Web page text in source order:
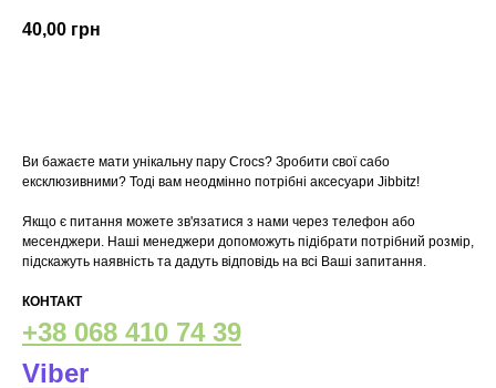
40,00 грн
Ви бажаєте мати унікальну пару Crocs? Зробити свої сабо
ексклюзивними? Тоді вам неодмінно потрібні аксесуари Jibbitz!
Якщо є питання можете зв'язатися з нами через телефон або
месенджери. Наші менеджери допоможуть підібрати потрібний розмір,
підскажуть наявність та дадуть відповідь на всі Ваші запитання.
КОНТАКТ
+38 068 410 74 39
Viber